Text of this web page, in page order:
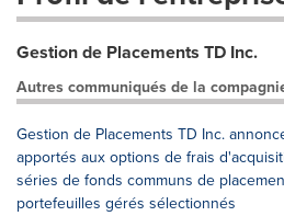
Gestion de Placements TD Inc.
Autres communiqués de la
Gestion de Placements TD Inc.
apportés aux options de frais
séries de fonds communs de
portefeuilles gérés sélectionnés